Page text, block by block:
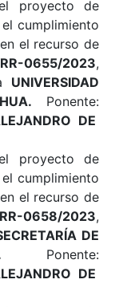
proyecto de
cumplimiento
el recurso de
2023,
UNIVERSIDAD
. Ponente:
DE
proyecto de
cumplimiento
el recurso de
2023,
DE
Ponente:
DE